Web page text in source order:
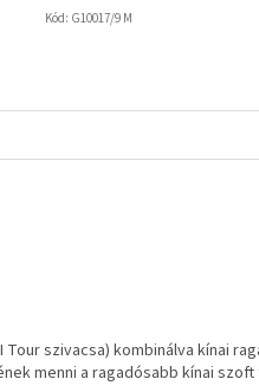
Kód: G10017/9 M
szivacsa) kombinálva kínai
menni a ragadósabb kínai